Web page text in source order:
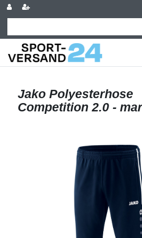
Jako Polyesterhose
Competition 2.0 -